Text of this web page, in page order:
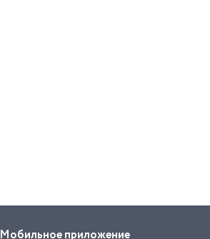
Мобильное приложение